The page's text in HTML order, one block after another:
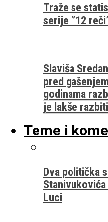
Traže se
serije ”12
Slaviša
pred
godinama
je lakše
Teme i
Dva politička
Luci